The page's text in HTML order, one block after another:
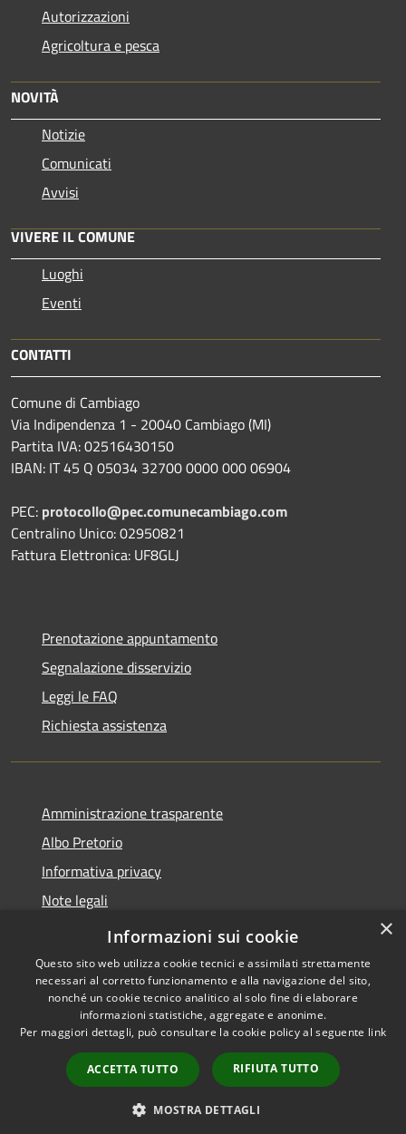
Autorizzazioni
Agricoltura e pesca
NOVITÀ
Notizie
Comunicati
Avvisi
VIVERE IL COMUNE
Luoghi
Eventi
CONTATTI
Comune di Cambiago
Via Indipendenza 1 - 20040 Cambiago (MI)
Partita IVA: 02516430150
IBAN: IT 45 Q 05034 32700 0000 000 06904
PEC: protocollo@pec.comunecambiago.com
Centralino Unico: 02950821
Fattura Elettronica: UF8GLJ
Prenotazione appuntamento
Segnalazione disservizio
Leggi le FAQ
Richiesta assistenza
Amministrazione trasparente
Albo Pretorio
Informativa privacy
Note legali
Dichiarazione di accessibilità
Accessibilità
Copyright © 2026 • Comune di
Cambiago • Powered by
Municipium•
Accesso
redazione
×
Informazioni sui cookie
Questo sito web utilizza cookie tecnici e assimilati strettamente
necessari al corretto funzionamento e alla navigazione del sito,
nonché un cookie tecnico analitico al solo fine di elaborare
informazioni statistiche, aggregate e anonime.
Per maggiori dettagli, può consultare la cookie policy al seguente link
ACCETTA TUTTO RIFIUTA TUTTO
MOSTRA DETTAGLI